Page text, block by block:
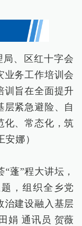
、区红十字会
业务工作培训会
训旨在全面提升
层紧急避险、自
化、常态化，筑
娜）
蓬”程大讲坛，
，组织全乡党
治建设融入基层
娟 通讯员 贺薇